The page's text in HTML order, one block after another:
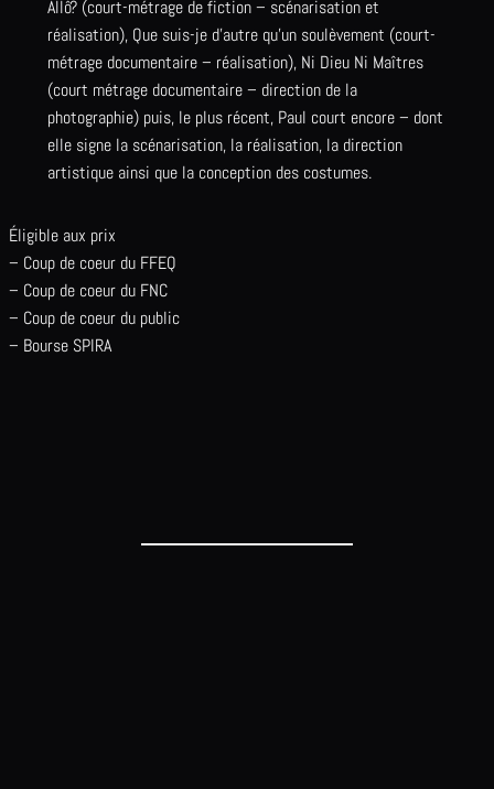
Allô? (court-métrage de fiction – scénarisation et
réalisation), Que suis-je d’autre qu’un soulèvement (court-
métrage documentaire – réalisation), Ni Dieu Ni Maîtres
(court métrage documentaire – direction de la
photographie) puis, le plus récent, Paul court encore – dont
elle signe la scénarisation, la réalisation, la direction
artistique ainsi que la conception des costumes.
Éligible aux prix
– Coup de coeur du FFEQ
– Coup de coeur du FNC
– Coup de coeur du public
– Bourse SPIRA